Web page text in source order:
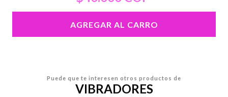
AGREGAR AL CARRO
Puede que te interesen otros productos de
VIBRADORES